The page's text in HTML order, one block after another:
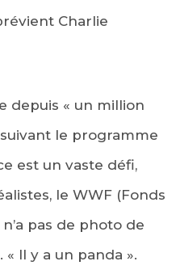
Charlie
depuis « un million
le programme
est un vaste défi,
le WWF (Fonds
pas de photo de
Il y a un panda ».